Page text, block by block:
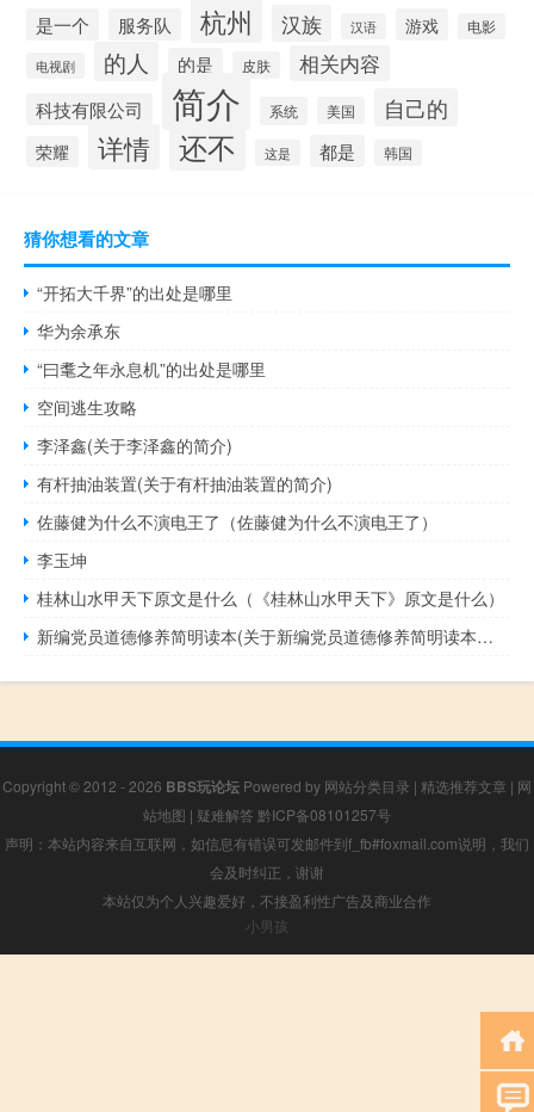
是一个 服务队 杭州 汉族 汉语 游戏 电影
电视剧 的人 的是 皮肤 相关内容
科技有限公司 简介 系统 美国 自己的
荣耀 详情 还不 这是 都是 韩国
猜你想看的文章
“开拓大千界”的出处是哪里
华为余承东
“曰耄之年永息机”的出处是哪里
空间逃生攻略
李泽鑫(关于李泽鑫的简介)
有杆抽油装置(关于有杆抽油装置的简介)
佐藤健为什么不演电王了（佐藤健为什么不演电王了）
李玉坤
桂林山水甲天下原文是什么（《桂林山水甲天下》原文是什么）
新编党员道德修养简明读本(关于新编党员道德修养简明读本的简介)
Copyright © 2012 - 2026 BBS玩论坛 Powered by 网站分类目录 | 精选推荐文章 | 网
站地图 | 疑难解答 黔ICP备08101257号
声明：本站内容来自互联网，如信息有错误可发邮件到f_fb#foxmail.com说明，我们
会及时纠正，谢谢
本站仅为个人兴趣爱好，不接盈利性广告及商业合作
小男孩